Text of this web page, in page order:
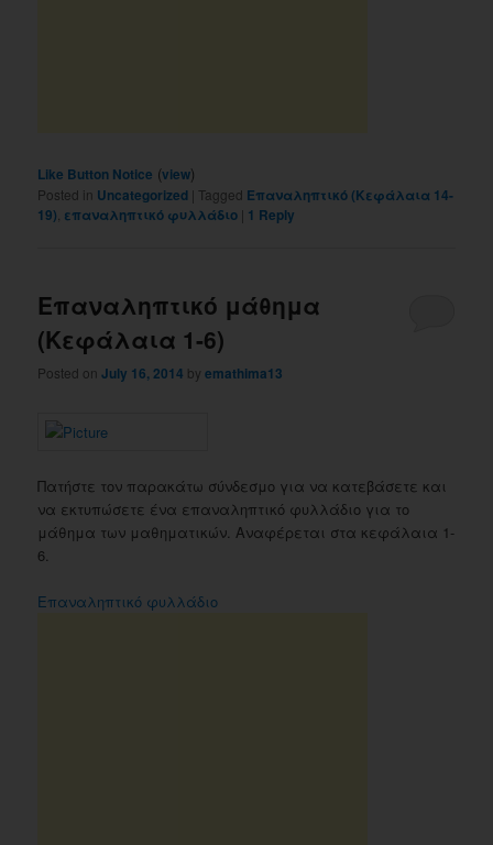
Like Button Notice (view)
Posted in Uncategorized | Tagged Επαναληπτικό (Κεφάλαια 14-
19) επαναληπτικό φυλλάδιο | 1 Reply
Επαναληπτικό μάθημα
(Κεφάλαια 1-6)
Posted onJuly 16, 2014 byemathima13
Πατήστε τον παρακάτω σύνδεσμο για να κατεβάσετε και
να εκτυπώσετε ένα επαναληπτικό φυλλάδιο για το
μάθημα των μαθηματικών. Αναφέρεται στα κεφάλαια 1-
6.
Επαναληπτικό φυλλάδιο